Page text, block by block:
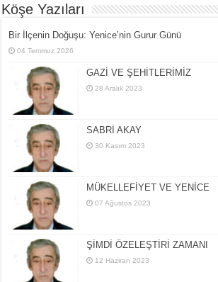
Köşe Yazıları
Bir İlçe­nin Do­ğu­şu: Ye­ni­ce’nin Gurur Günü
04 Temmuz 2026
GAZİ VE ŞEHİTLERİMİZ
28 Aralık 2023
SABRİ AKAY
30 Kasım 2023
MÜKELLEFİYET VE YENİCE
07 Ağustos 2023
ŞİMDİ ÖZELEŞTİRİ ZAMANI
12 Haziran 2023